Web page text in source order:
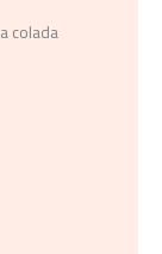
colada